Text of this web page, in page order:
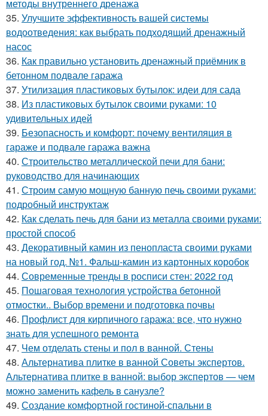
методы внутреннего дренажа
35. Улучшите эффективность вашей системы
водоотведения: как выбрать подходящий дренажный
насос
36. Как правильно установить дренажный приёмник в
бетонном подвале гаража
37. Утилизация пластиковых бутылок: идеи для сада
38. Из пластиковых бутылок своими руками: 10
удивительных идей
39. Безопасность и комфорт: почему вентиляция в
гараже и подвале гаража важна
40. Строительство металлической печи для бани:
руководство для начинающих
41. Строим самую мощную банную печь своими руками:
подробный инструктаж
42. Как сделать печь для бани из металла своими руками:
простой способ
43. Декоративный камин из пенопласта своими руками
на новый год. №1. Фальш-камин из картонных коробок
44. Современные тренды в росписи стен: 2022 год
45. Пошаговая технология устройства бетонной
отмостки.. Выбор времени и подготовка почвы
46. Профлист для кирпичного гаража: все, что нужно
знать для успешного ремонта
47. Чем отделать стены и пол в ванной. Стены
48. Альтернатива плитке в ванной Советы экспертов.
Альтернатива плитке в ванной: выбор экспертов — чем
можно заменить кафель в санузле?
49. Создание комфортной гостиной-спальни в